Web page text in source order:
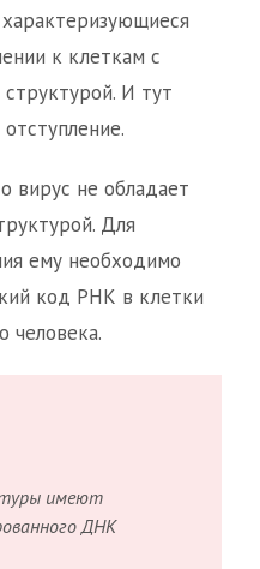
к клеткам с
И тут
вирус не обладает
Для
ему необходимо
код РНК в клетки
человека.
имеют
ДНК